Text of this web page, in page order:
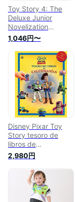
Toy Story 4: The
Deluxe Junior
Novelization
(Disney/Pixar Toy
Story 4)
1,046円〜
Disney Pixar Toy
Story tesoro de
libros de
calcomanias /
Disney Pixar Toy
Story Sticker Book
Treasury
2,980円